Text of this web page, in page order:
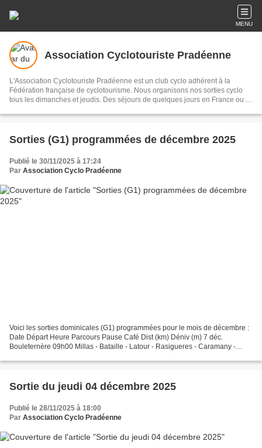
MENU
Association Cyclotouriste Pradéenne
L'Association Cyclotouriste Pradéenne est un club cyclo adhérent à la
Fédération française de cyclotourisme. Nous organisons nos sorties cyclo
tous les dimanches et jeudis. Des séjours de quelques jours en France ou à
de mettre en contact les membres du club, pour organiser d'autres sorties ou
voir l'ambiance. Nous avons aussi un club Strava : ACPrades. Au plaisir de
vous rencontrer.
Sorties (G1) programmées de décembre 2025
Publié le 30/11/2025 à 17:24
Par Association Cyclo Pradéenne
Voici les sorties dominicales (G1) programmées pour le mois de décembre :
Date Départ Heure Parcours Pause Café Dist (km) Déniv (m) 7 déc.
Bouleternère 09h00 Millas - Bataille - Latour - Rasigueres - Caramany -
Sortie du jeudi 04 décembre 2025
Publié le 28/11/2025 à 18:00
Par Association Cyclo Pradéenne